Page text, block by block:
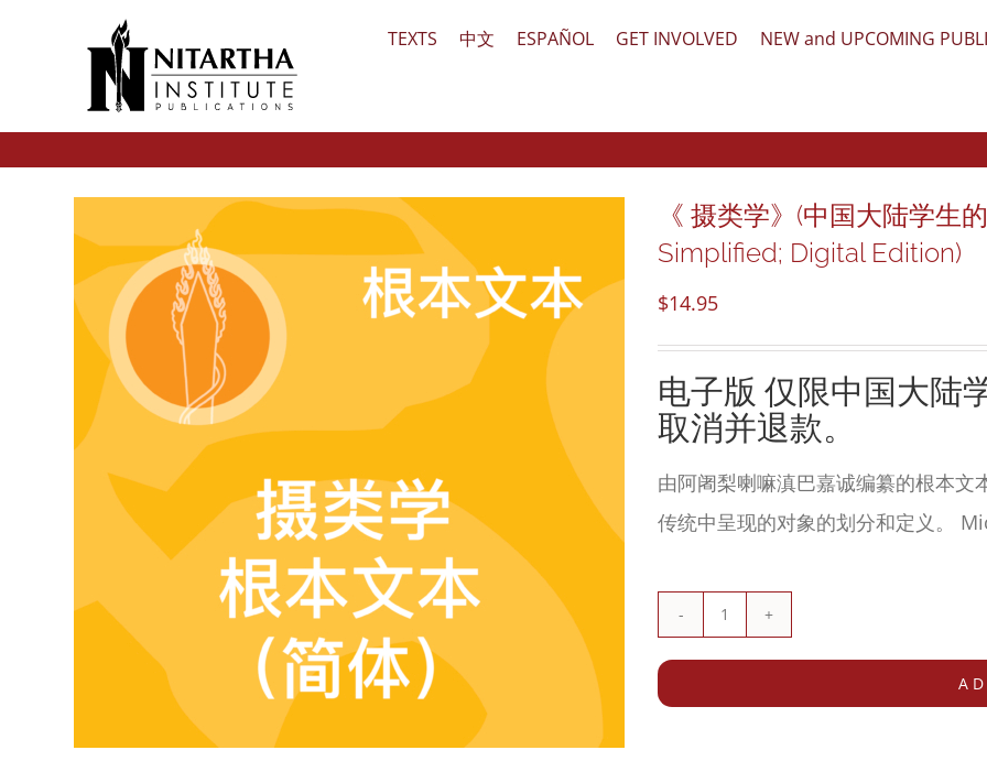
TEXTS 中文 ESPAÑOL GET INVOLVED NEW and UPCOMING
《 摄类学》(中国大陆学生
Simplified; Digital Edition)
$14.95
电子版 仅限中国大陆
取消并退款。
由阿阇梨喇嘛滇巴嘉诚编纂的根本
传统中呈现的对象的划分和定义。
《
类